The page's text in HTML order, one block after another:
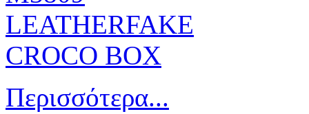
Περισσότερα...